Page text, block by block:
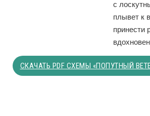
с
плывет к
принести
СКАЧАТЬ PDF СХЕМЫ «ПОПУТНЫЙ